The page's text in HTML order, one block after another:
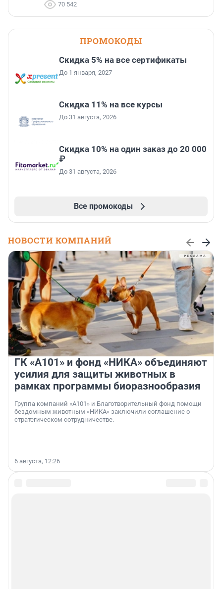
70 542
ПРОМОКОДЫ
Скидка 5% на все сертификаты
До 1 января, 2027
Скидка 11% на все курсы
До 31 августа, 2026
Скидка 10% на один заказ до 20 000
₽
До 31 августа, 2026
Все промокоды
НОВОСТИ КОМПАНИЙ
ГК «А101» и фонд «НИКА» объединяют
усилия для защиты животных в
рамках программы биоразнообразия
Группа компаний «А101» и Благотворительный фонд помощи
бездомным животным «НИКА» заключили соглашение о
стратегическом сотрудничестве.
6 августа, 12:26